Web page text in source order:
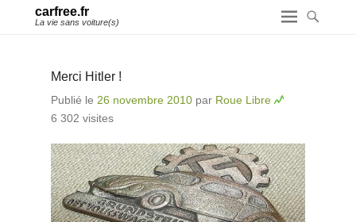
carfree.fr
La vie sans voiture(s)
Merci Hitler !
Publié le 26 novembre 2010 par Roue Libre
6 302 visites